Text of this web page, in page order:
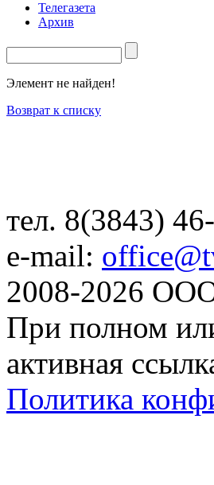
Телегазета
Архив
Элемент не найден!
Возврат к списку
тел. 8(3843)
e-mail:
2008-2026
При полном
активная
Политика